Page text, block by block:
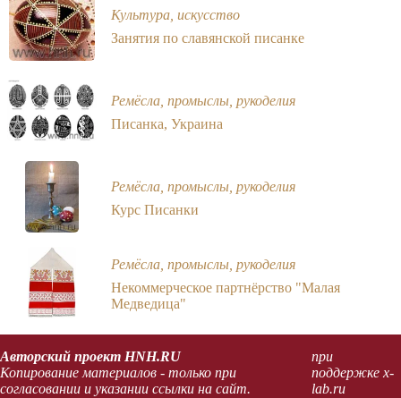
Культура, искусство
Занятия по славянской писанке
Ремёсла, промыслы, рукоделия
Писанка, Украина
Ремёсла, промыслы, рукоделия
Курс Писанки
Ремёсла, промыслы, рукоделия
Некоммерческое партнёрство "Малая
Медведица"
Авторский проект HNH.RU
Копирование материалов - только при
согласовании и указании ссылки на сайт.
при
поддержке x-
lab.ru